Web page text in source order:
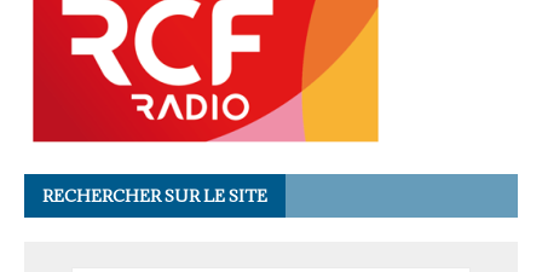
RECHERCHER SUR LE SITE